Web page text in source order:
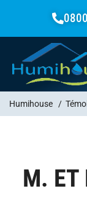
Humihouse /
M. ET